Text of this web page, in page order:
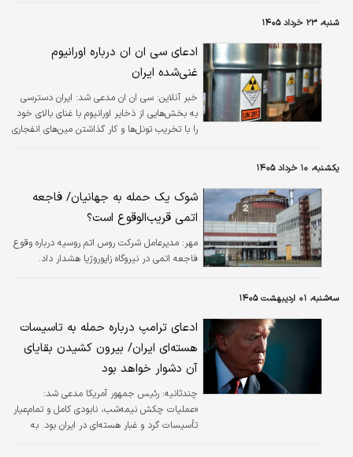
شنبه، ۲۳ خرداد ۱۴۰۵
ادعای سی ان ان درباره اورانیوم
غنی‌شده ایران
خبر آنلاین: سی ان ان مدعی شد: ایران دسترسی
به بخش‌هایی از ذخایر اورانیوم با غنای بالای خود
را با تخریب تونل‌ها و کار گذاشتن مین‌های انفجاری
یکشنبه، ۱۰ خرداد ۱۴۰۵
شوک یک حمله به جهانیان/ فاجعه
اتمی قریب‌الوقوع است؟
مهر: مدیرعامل شرکت روس اتم روسیه درباره وقوع
فاجعه اتمی در نیروگاه زاپوروژیا هشدار داد.
سه‌شنبه، ۰۱ اردیبهشت ۱۴۰۵
ادعای ترامپ درباره حمله به تاسیسات
هسته‌ای ایران/ بیرون کشیدن بقایای
آن دشوار خواهد بود
چندثانیه: رئیس جمهور آمریکا مدعی شد:
«عملیات چکش نیمه‌شب، نابودی کامل و تمام‌عیار
تأسیسات گرد و غبار هسته‌ای در ایران بود. به